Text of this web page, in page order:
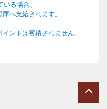
る場合、
庫へ支給されます。
ントは蓄積されません。